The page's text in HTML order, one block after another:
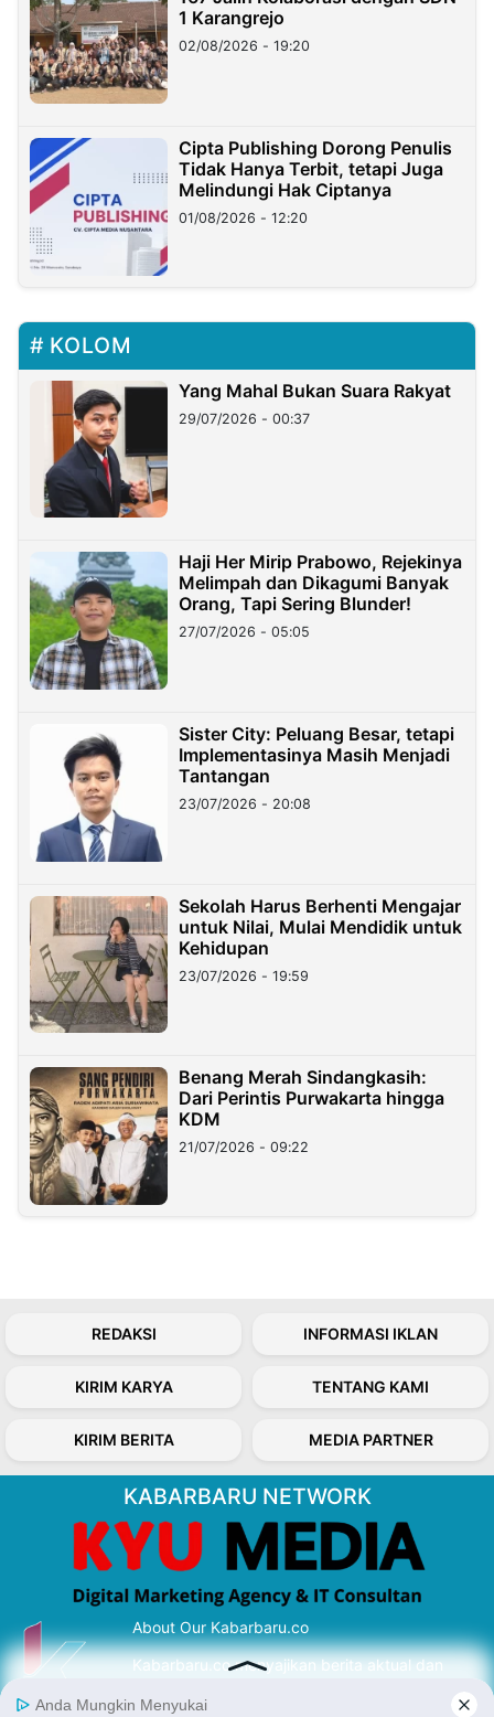
1 Karangrejo
02/08/2026 - 19:20
Cipta Publishing Dorong Penulis
Tidak Hanya Terbit, tetapi Juga
Melindungi Hak Ciptanya
01/08/2026 - 12:20
KOLOM
Yang Mahal Bukan Suara Rakyat
29/07/2026 - 00:37
Haji Her Mirip Prabowo, Rejekinya
Melimpah dan Dikagumi Banyak
Orang, Tapi Sering Blunder!
27/07/2026 - 05:05
Sister City: Peluang Besar, tetapi
Implementasinya Masih Menjadi
Tantangan
23/07/2026 - 20:08
Sekolah Harus Berhenti Mengajar
untuk Nilai, Mulai Mendidik untuk
Kehidupan
23/07/2026 - 19:59
Benang Merah Sindangkasih:
Dari Perintis Purwakarta hingga
KDM
21/07/2026 - 09:22
REDAKSI INFORMASI IKLAN
KIRIM KARYA TENTANG KAMI
KIRIM BERITA MEDIA PARTNER
KABARBARU NETWORK
About Our Kabarbaru.co
Kabarbaru.co menyajikan berita aktual dan
serta terverifikasi dari sumber yang tepat.